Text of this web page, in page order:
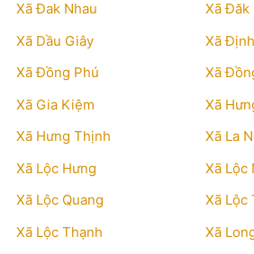
Xã Đak Nhau
Xã Đăk
Xã Dầu Giây
Xã
Xã Đồng Phú
Xã
Xã Gia Kiệm
Xã
Xã Hưng Thịnh
Xã La
Xã Lộc Hưng
Xã Lộc
Xã Lộc Quang
Xã Lộc
Xã Lộc Thạnh
Xã